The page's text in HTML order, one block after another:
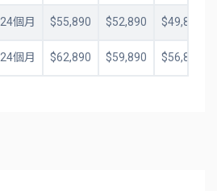
24個月 $55,890 $52,890 $49,890
24個月 $62,890 $59,890 $56,890